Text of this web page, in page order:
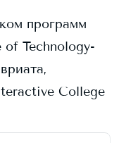
программ
Technology-
College